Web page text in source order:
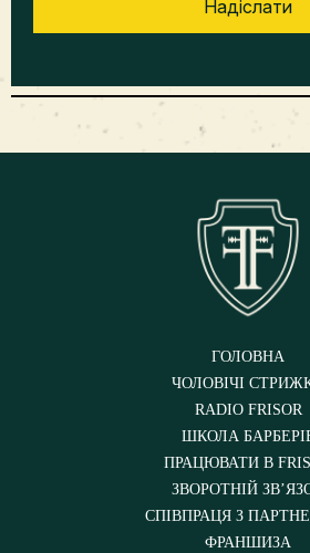
ГОЛОВНА
ЧОЛОВІЧІ
RADIO FRISOR
ШКОЛА
ПРАЦЮВАТИ В
ЗВОРОТНІЙ
СПІВПРАЦЯ З
ФРАНШИЗА